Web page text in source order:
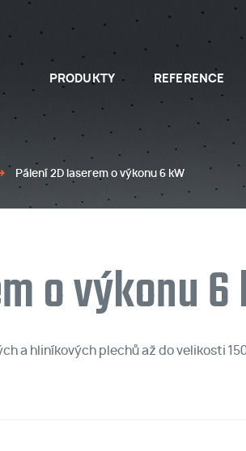
PRODUKTY REFERENCE
Pálení 2D laserem o výkonu 6 kW
o výkonu
a hliníkových plechů až do velikosti